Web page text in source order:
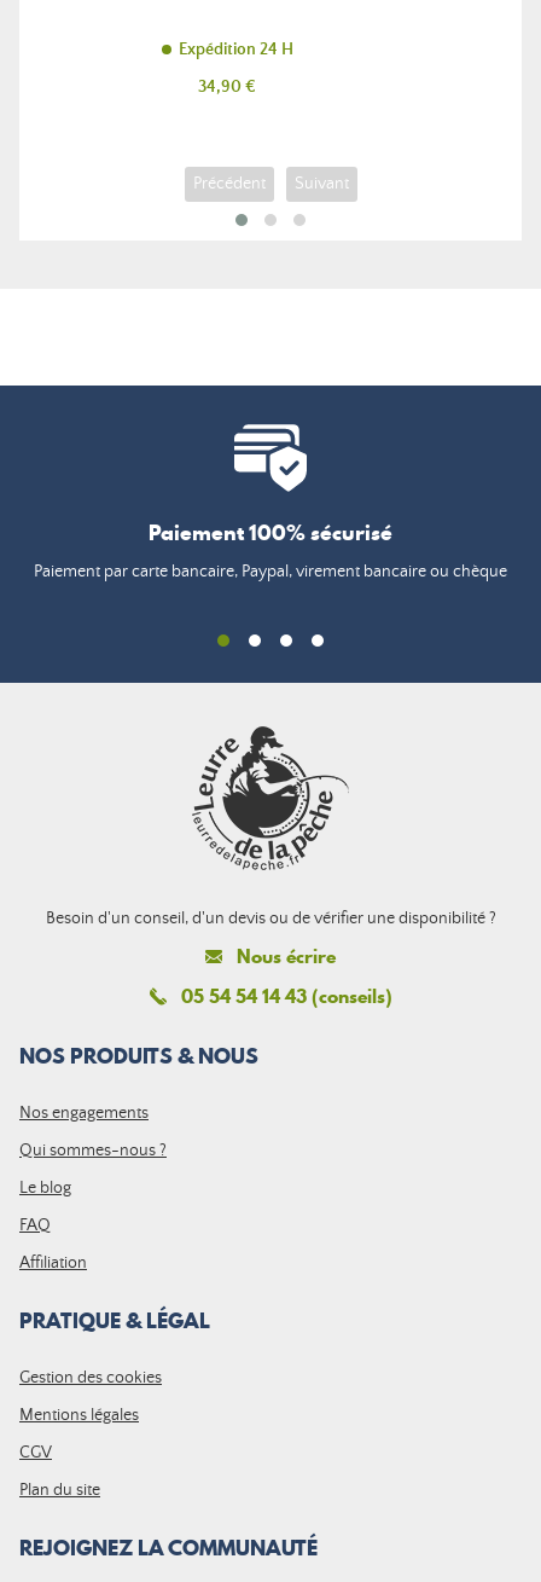
Expédition 24 H
Prix
34,90 €
Précédent Suivant
Paiement 100% sécurisé
Paiement par carte bancaire, Paypal, virement bancaire ou chèque
Besoin d'un conseil, d'un devis ou de vérifier une disponibilité ?
Nous écrire
05 54 54 14 43 (conseils)
NOS PRODUITS & NOUS
Nos engagements
Qui sommes-nous ?
Le blog
FAQ
Affiliation
PRATIQUE & LÉGAL
Gestion des cookies
Mentions légales
CGV
Plan du site
REJOIGNEZ LA COMMUNAUTÉ